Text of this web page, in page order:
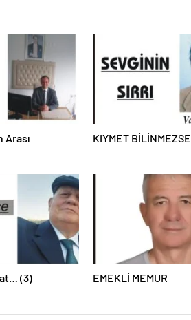
Arası KIYMET BİLİNMEZSE
(3) EMEKLİ MEMUR